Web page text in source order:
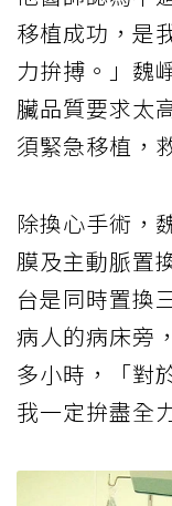
移植成功，是
力拚搏。」魏
臟品質要求太
須緊急移植，
除換心手術，
膜及主動脈置
台是同時置換
病人的病床旁
多小時，「對
我一定拚盡全